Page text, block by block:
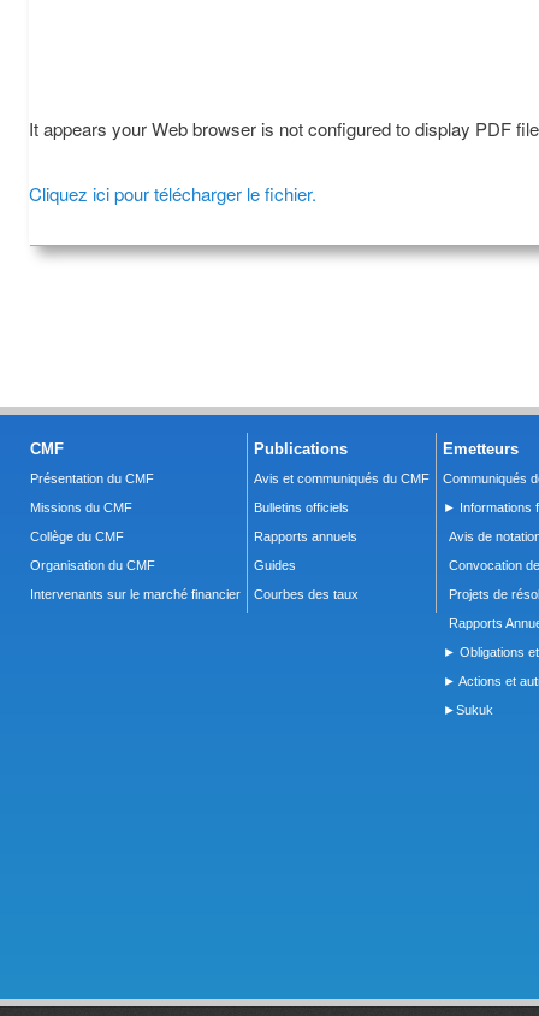
It appears your Web browser is not configured to display PDF
Cliquez ici pour télécharger le fichier.
CMF
Présentation du CMF
Missions du CMF
Collège du CMF
Organisation du CMF
Intervenants sur le marché financier
Publications
Avis et communiqués du CMF
Bulletins officiels
Rapports annuels
Guides
Courbes des taux
Emetteurs
Communiqués
► Informations
Avis de
Convocation
Projets de
Rapports
► Obligations
► Actions et
►Sukuk